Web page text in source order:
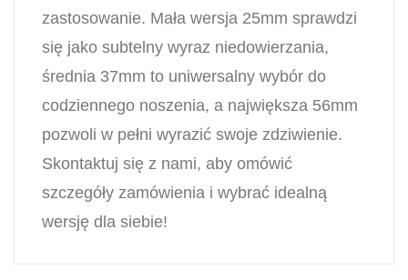
zastosowanie. Mała wersja 25mm sprawdzi
się jako subtelny wyraz niedowierzania,
średnia 37mm to uniwersalny wybór do
codziennego noszenia, a największa 56mm
pozwoli w pełni wyrazić swoje zdziwienie.
Skontaktuj się z nami, aby omówić
szczegóły zamówienia i wybrać idealną
wersję dla siebie!